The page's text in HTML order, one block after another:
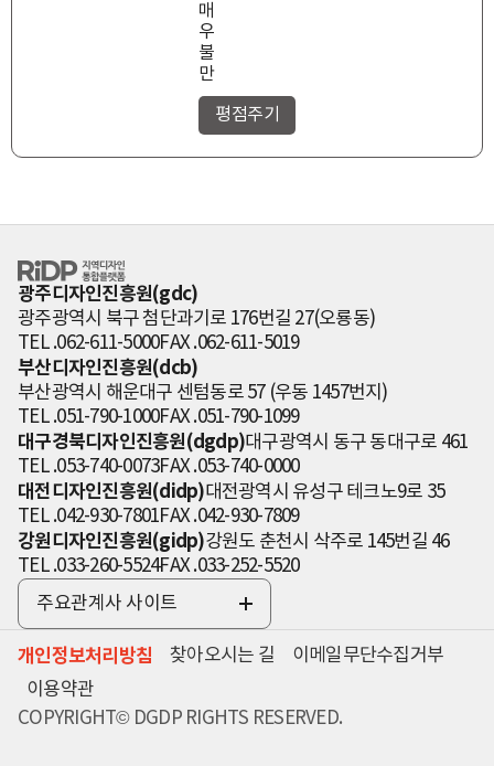
매
우
불
만
RiDP 지역디자
인 통합플랫폼
광주디자인진흥원(gdc)
광주광역시 북구 첨단과기로 176번길 27(오룡동)
TEL .062-611-5000FAX .062-611-5019
부산디자인진흥원(dcb)
부산광역시 해운대구 센텀동로 57 (우동 1457번지)
TEL .051-790-1000FAX .051-790-1099
대구경북디자인진흥원(dgdp)대구광역시 동구 동대구로 461
TEL .053-740-0073FAX .053-740-0000
대전디자인진흥원(didp)대전광역시 유성구 테크노9로 35
TEL .042-930-7801FAX .042-930-7809
강원디자인진흥원(gidp)강원도 춘천시 삭주로 145번길 46
TEL .033-260-5524FAX .033-252-5520
주요관계사 사이트
전
체
보
개인정보처리방침 찾아오시는 길
이메일무단수집거부
이용약관
COPYRIGHT© DGDP RIGHTS RESERVED.